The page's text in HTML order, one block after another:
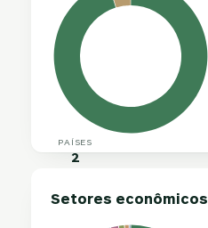
PAÍSES
2
Setores econômicos